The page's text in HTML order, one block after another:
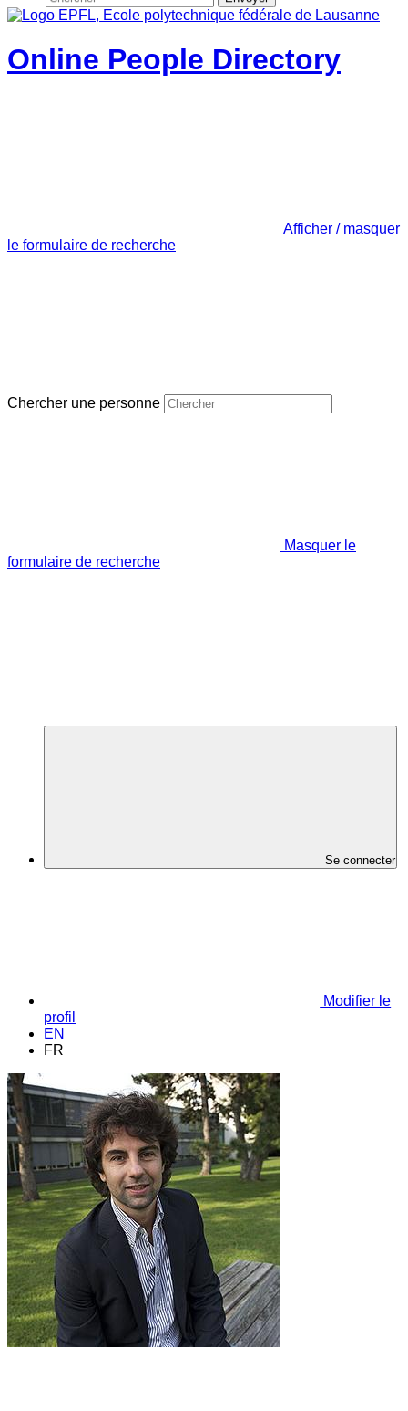
Online People Directory
Afficher / masquer
le formulaire de recherche
Chercher une personne
Masquer le
formulaire de recherche
Se connecter
Modifier le
profil
EN
FR